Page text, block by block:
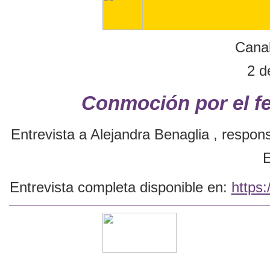
2
Conmoción por el
Entrevista a Alejandra Benaglia ,
Entrevista completa disponible en: